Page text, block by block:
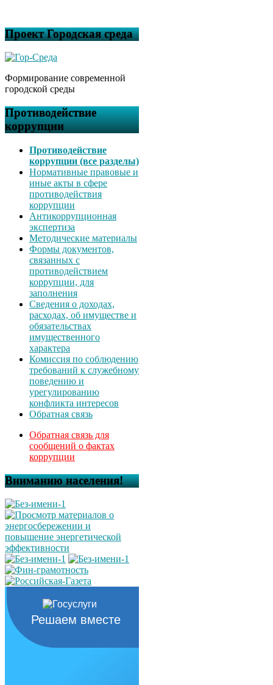
Проект Городская среда
Формирование современной
городской среды
Противодействие
коррупции
Противодействие
коррупции (все разделы)
Нормативные правовые и
иные акты в сфере
противодействия
коррупции
Антикоррупционная
экспертиза
Методические материалы
Формы документов,
связанных с
противодействием
коррупции, для
заполнения
Сведения о доходах,
расходах, об имуществе и
обязательствах
имущественного
характера
Комиссия по соблюдению
требований к служебному
поведению и
урегулированию
конфликта интересов
Обратная связь
Обратная связь для
сообщений о фактах
коррупции
Вниманию населения!
Решаем вместе